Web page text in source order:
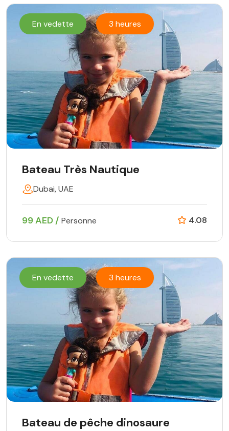
En vedette 3 heures
Bateau Très Nautique
Dubai, UAE
99 AED / Personne 4.08
En vedette 3 heures
Bateau de pêche dinosaure